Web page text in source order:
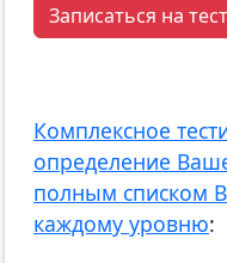
Записаться на
Комплексное
определение
полным списком
каждому уровню: